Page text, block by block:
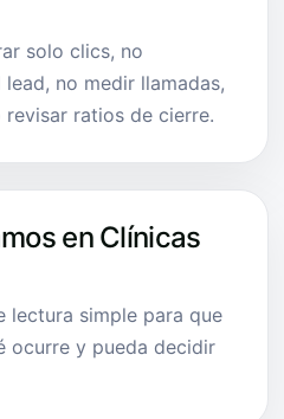
solo clics, no
no medir llamadas,
ratios de cierre.
en Clínicas
lectura simple para que
ocurre y pueda decidir